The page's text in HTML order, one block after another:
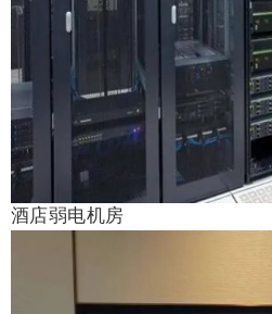
酒店弱电机房